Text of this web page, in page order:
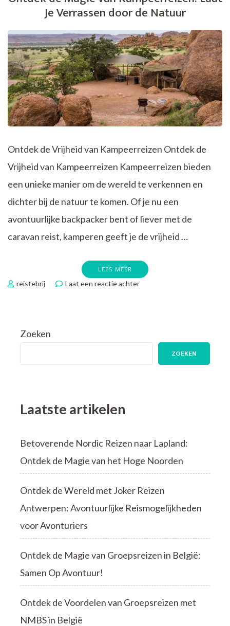
Je Verrassen door de Natuur
Ontdek de Vrijheid van Kampeerreizen Ontdek de
Vrijheid van Kampeerreizen Kampeerreizen bieden
een unieke manier om de wereld te verkennen en
dichter bij de natuur te komen. Of je nu een
avontuurlijke backpacker bent of liever met de
caravan reist, kamperen geeft je de vrijheid …
LEES MEER
reistebrij Laat een reactie achterop
Zoeken
ZOEKEN
Laatste artikelen
Betoverende Nordic Reizen naar Lapland:
Ontdek de Magie van het Hoge Noorden
Ontdek de Wereld met Joker Reizen
Antwerpen: Avontuurlijke Reismogelijkheden
voor Avonturiers
Ontdek de Magie van Groepsreizen in België:
Samen Op Avontuur!
Ontdek de Voordelen van Groepsreizen met
NMBS in België